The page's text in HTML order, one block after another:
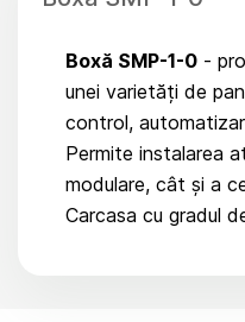
Boxă SMP-1-0 -
unei varietăți de
control,
Permite instalarea
modulare, cât și a
Carcasa cu gradul